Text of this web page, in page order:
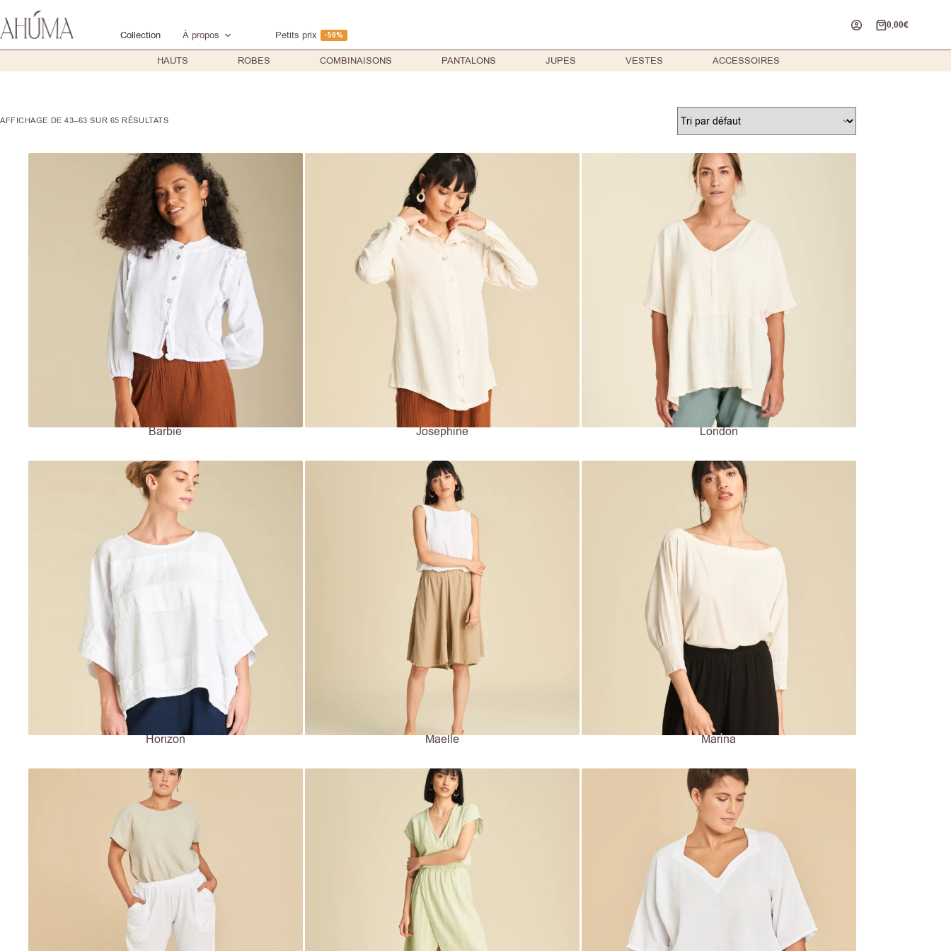
au
contenu
Collection À propos Petits prix -50%
Panier
d’achat
0,00€
HAUTS ROBES COMBINAISONS PANTALONS JUPES VESTES ACCESSOIRES
AFFICHAGE DE 43–63 SUR 65 RÉSULTATS
Barbie Josephine London
Horizon Maelle Marina